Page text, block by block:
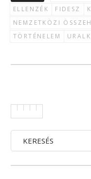
ELLENZÉK
FIDESZ
NEMZETKÖZI
TÖRTÉNELEM